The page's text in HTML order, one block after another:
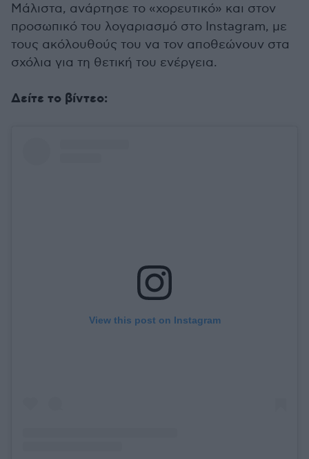
Μάλιστα, ανάρτησε το «χορευτικό» και στον
προσωπικό του λογαριασμό στο Instagram, με
τους ακόλουθούς του να τον αποθεώνουν στα
σχόλια για τη θετική του ενέργεια.
Δείτε το βίντεο:
View this post on Instagram